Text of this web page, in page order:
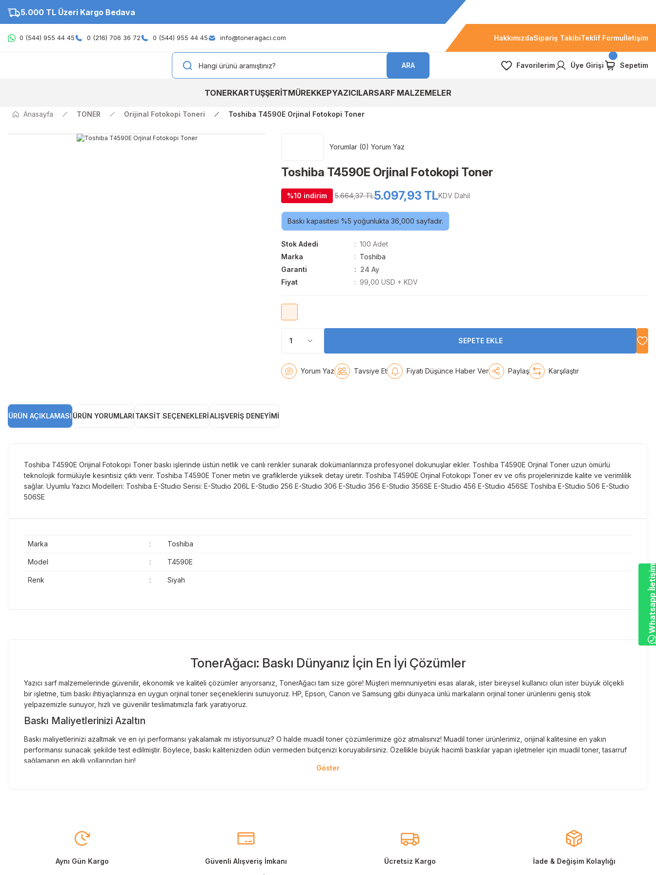
5.000 TL Üzeri Kargo Bedava
0 (544) 955 44 45 0 (216) 706 36 72 0 (544) 955 44 45 info@toneragaci.com HakkımızdaSipariş TakibiTeklif Formuİletişim
ARA Favorilerim Üye Girişi Sepetim
TONERKARTUŞŞERİTMÜREKKEPYAZICILARSARF MALZEMELER
Anasayfa TONER Orijinal Fotokopi Toneri Toshiba T4590E Orjinal Fotokopi Toner
Yorumlar (0) Yorum Yaz
Toshiba T4590E Orjinal Fotokopi Toner
%10 indirim 5.664,37 TL5.097,93 TLKDV Dahil
Baskı kapasitesi %5 yoğunlukta 36,000 sayfadır.
Stok Adedi
100 Adet
Marka
Toshiba
Garanti
24 Ay
Fiyat
99,00 USD + KDV
SEPETE EKLE
Yorum Yaz Tavsiye Et Fiyatı Düşünce Haber Ver Paylaş Karşılaştır
ÜRÜN AÇIKLAMASI ÜRÜN YORUMLARI TAKSIT SEÇENEKLERIALIŞVERIŞ DENEYIMI
Toshiba T4590E Orijinal Fotokopi Toner baskı işlerinde üstün netlik ve canlı renkler sunarak dokümanlarınıza profesyonel dokunuşlar ekler. Toshiba T4590E Orjinal Toner uzun ömürlü
teknolojik formülüyle kesintisiz çıktı verir. Toshiba T4590E Toner metin ve grafiklerde yüksek detay üretir. Toshiba T4590E Orjinal Fotokopi Toner ev ve ofis projelerinizde kalite ve verimlilik
sağlar. Uyumlu Yazıcı Modelleri: Toshiba E-Studio Serisi: E-Studio 206L E-Studio 256 E-Studio 306 E-Studio 356 E-Studio 356SE E-Studio 456 E-Studio 456SE Toshiba E-Studio 506 E-Studio
506SE
Marka : Toshiba
Model : T4590E
Renk : Siyah
TonerAğacı: Baskı Dünyanız İçin En İyi Çözümler
Yazıcı sarf malzemelerinde güvenilir, ekonomik ve kaliteli çözümler arıyorsanız, TonerAğacı tam size göre! Müşteri memnuniyetini esas alarak, ister bireysel kullanıcı olun ister büyük ölçekli
bir işletme, tüm baskı ihtiyaçlarınıza en uygun orjinal toner seçeneklerini sunuyoruz. HP, Epson, Canon ve Samsung gibi dünyaca ünlü markaların orjinal toner ürünlerini geniş stok
yelpazemizle sunuyor, hızlı ve güvenilir teslimatımızla fark yaratıyoruz.
Baskı Maliyetlerinizi Azaltın
Baskı maliyetlerinizi azaltmak ve en iyi performansı yakalamak mı istiyorsunuz? O halde muadil toner çözümlerimize göz atmalısınız! Muadil toner ürünlerimiz, orijinal kalitesine en yakın
performansı sunacak şekilde test edilmiştir. Böylece, baskı kalitenizden ödün vermeden bütçenizi koruyabilirsiniz. Özellikle büyük hacimli baskılar yapan işletmeler için muadil toner, tasarruf
sağlamanın en akıllı yollarından biri!
Maliyetleri düşürmek isteyen kullanıcılar için muadil kartuş seçeneklerimiz de mevcuttur. Muadil kartuş, kaliteli baskıyı uygun fiyatlarla almanızı sağlarken, uzun ömürlü ve dayanıklı yapısıyla
Orjinal Mürekkep ile Canlı Baskılar
Aynı Gün Kargo
Güvenli Alışveriş İmkanı
Ücretsiz Kargo
İade & Değişim Kolaylığı